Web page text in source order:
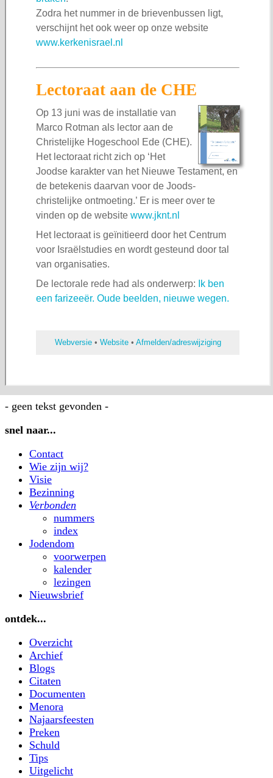
- geen tekst gevonden -
snel naar...
Contact
Wie zijn wij?
Visie
Bezinning
Verbonden
nummers
index
Jodendom
voorwerpen
kalender
lezingen
Nieuwsbrief
ontdek...
Overzicht
Archief
Blogs
Citaten
Documenten
Menora
Najaarsfeesten
Preken
Schuld
Tips
Uitgelicht